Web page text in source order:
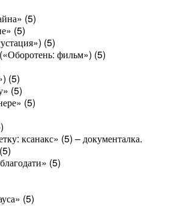
(5)
(5)
(5)
фильм») (5)
(5)
(5)
(5)
ксанакс» (5) – документалка.
(5)
(5)